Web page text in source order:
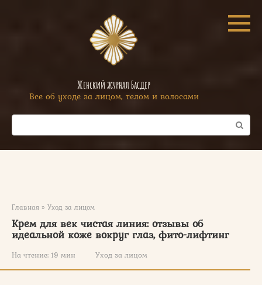
Женский журнал Басдер
Все об уходе за лицом, телом и волосами
Поиск:
Главная » Уход за лицом
Крем для век чистая линия: отзывы об
идеальной коже вокруг глаз, фито-лифтинг
На чтение: 19 мин Уход за лицом